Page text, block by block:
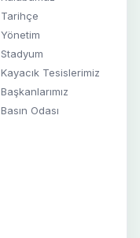
Tarihçe
Yönetim
Stadyum
Kayacık Tesislerimiz
Başkanlarımız
Basın Odası